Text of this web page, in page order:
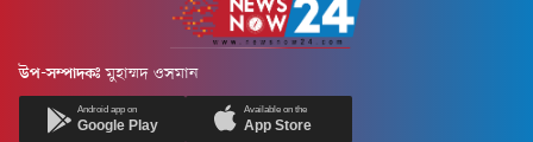
উপ-সম্পাদকঃ মুহাম্মদ ওসমান
Android app on
Google Play
Available on the
App Store